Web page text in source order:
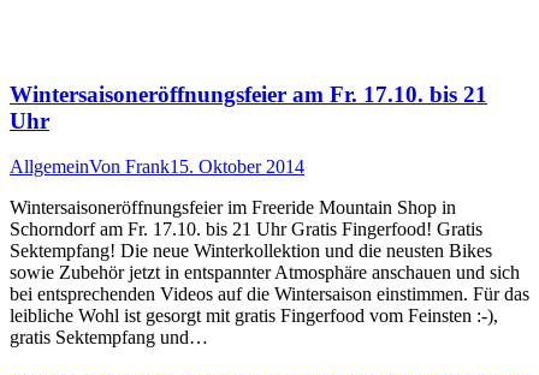
Wintersaisoneröffnungsfeier am Fr. 17.10. bis 21
Uhr
AllgemeinVon Frank15. Oktober 2014
Wintersaisoneröffnungsfeier im Freeride Mountain Shop in
Schorndorf am Fr. 17.10. bis 21 Uhr Gratis Fingerfood! Gratis
Sektempfang! Die neue Winterkollektion und die neusten Bikes
sowie Zubehör jetzt in entspannter Atmosphäre anschauen und sich
bei entsprechenden Videos auf die Wintersaison einstimmen. Für das
leibliche Wohl ist gesorgt mit gratis Fingerfood vom Feinsten :-),
gratis Sektempfang und…